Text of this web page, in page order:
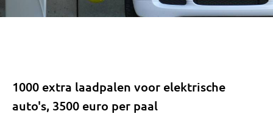
1000 extra laadpalen voor elektrische
auto's, 3500 euro per paal